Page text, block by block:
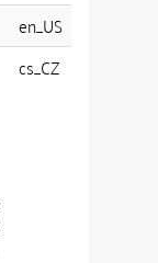
en_US
cs_CZ